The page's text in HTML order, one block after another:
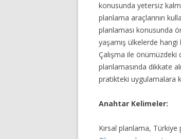
konusunda yetersiz
planlama araçlarının
planlaması konusunda
yaşamış ülkelerde hangi
Çalışma ile
planlamasında dikkate
pratikteki uygulamalara
Anahtar Kelimeler:
Kırsal planlama,